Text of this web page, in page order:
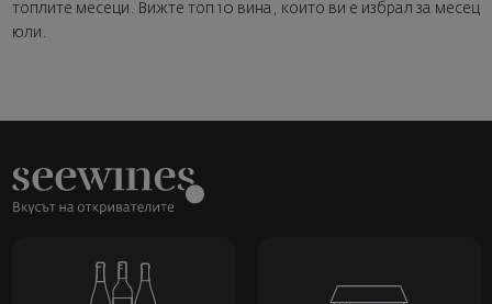
топлите месеци. Вижте топ 10 вина, които ви е избрал за месец
юли.